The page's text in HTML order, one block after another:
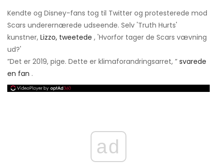
Kendte og Disney-fans tog til Twitter og protesterede mod
Scars underernærede udseende. Selv 'Truth Hurts'
kunstner, Lizzo, tweetede , 'Hvorfor tager de Scars vævning
ud?'
”Det er 2019, pige. Dette er klimaforandringsarret, ” svarede
en fan .
ad